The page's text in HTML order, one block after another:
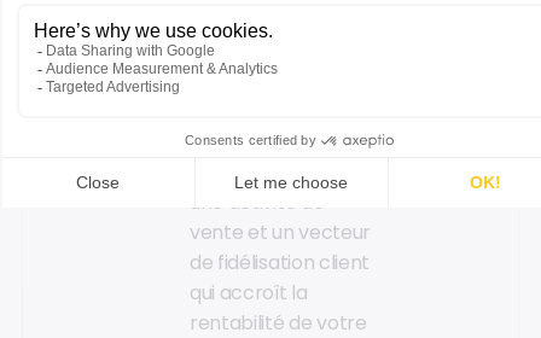
adresser vos clients
hyper connectés !
L’atelier de
réparation: ce
service est à la fois
une activité de
vente et un vecteur
de fidélisation client
qui accroît la
rentabilité de votre